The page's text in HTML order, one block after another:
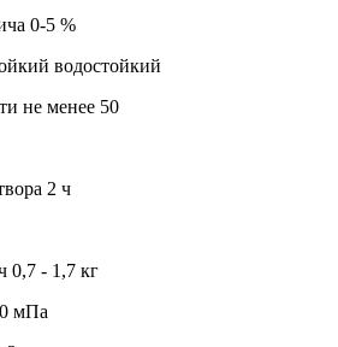
0-5 %
водостойкий
не менее 50
2 ч
0,7 - 1,7 кг
мПа